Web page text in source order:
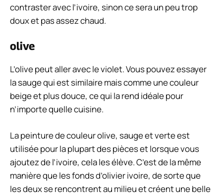
contraster avec l’ivoire, sinon ce sera un peu trop
doux et pas assez chaud.
olive
L’olive peut aller avec le violet. Vous pouvez essayer
la sauge qui est similaire mais comme une couleur
beige et plus douce, ce qui la rend idéale pour
n’importe quelle cuisine.
La peinture de couleur olive, sauge et verte est
utilisée pour la plupart des pièces et lorsque vous
ajoutez de l’ivoire, cela les élève. C’est de la même
manière que les fonds d’olivier ivoire, de sorte que
les deux se rencontrent au milieu et créent une belle